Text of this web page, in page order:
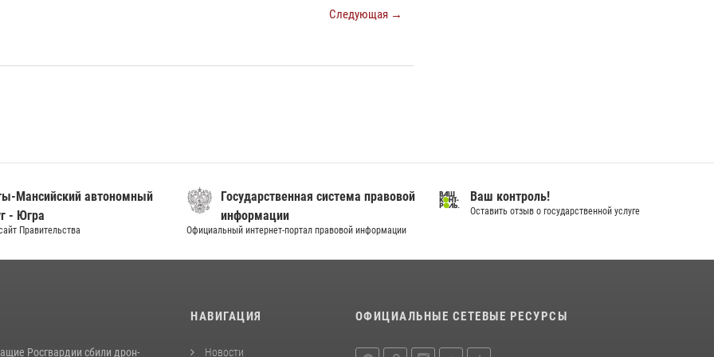
Следующая →
дверей и тематические встречи с молодежью
Мансийский автономный
- Югра
Правительства
Государственная система правовой
информации
Официальный интернет-портал правовой информации
Ваш контроль!
Оставить отзыв о государственной услуге
Росгвардии сбили дрон-
НАВИГАЦИЯ
Новости
ОФИЦИАЛЬНЫЕ СЕТЕВЫЕ РЕСУРСЫ